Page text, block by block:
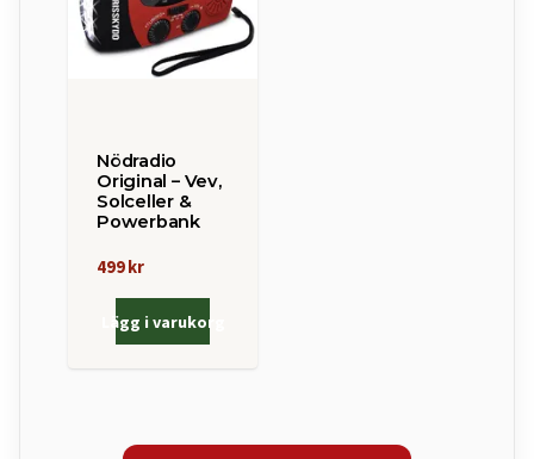
Nödradio
Original – Vev,
Solceller &
Powerbank
499 kr
Lägg i varukorg